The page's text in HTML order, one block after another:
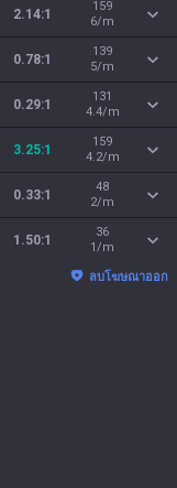
2.14:1
159
6/m
0.78:1
139
5/m
0.29:1
131
4.4/m
3.25:1
159
4.2/m
0.33:1
48
2/m
1.50:1
36
1/m
ลบโฆษณาออก